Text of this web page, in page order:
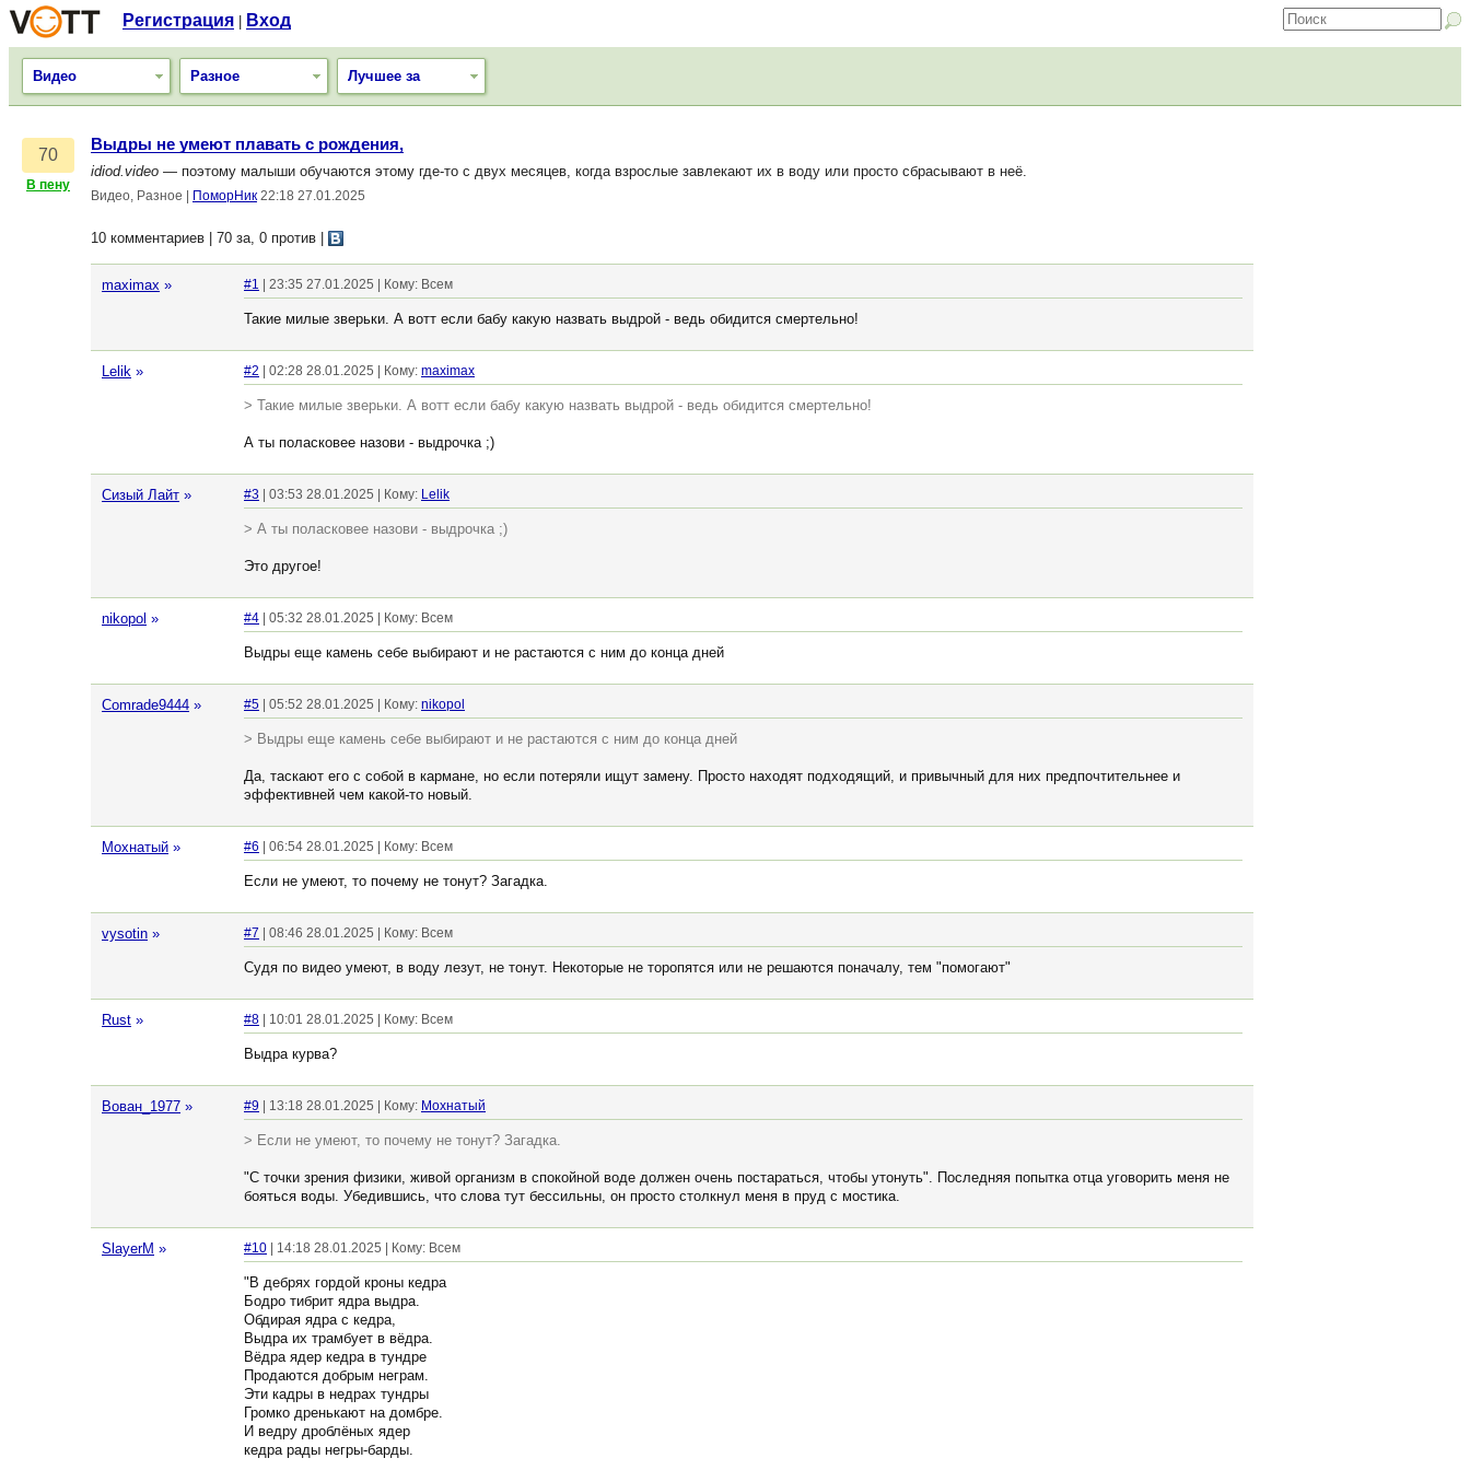
Регистрация Вход
Видео Разное Лучшее за
70
В пену
Выдры не умеют плавать с рождения,
idiod.video — поэтому малыши обучаются этому где-то с двух месяцев, когда взрослые завлекают их в воду или просто сбрасывают в неё.
Видео, Разное ПоморНик 22:18 27.01.2025
10 комментариев | 70 за, 0 против
maximax » #1 | 23:35 27.01.2025 | Кому: Всем
Такие милые зверьки. А вотт если бабу какую назвать выдрой - ведь обидится смертельно!
Lelik » #2 | 02:28 28.01.2025 | Кому: maximax
> Такие милые зверьки. А вотт если бабу какую назвать выдрой - ведь обидится смертельно!
А ты поласковее назови - выдрочка ;)
Сизый Лайт » #3 | 03:53 28.01.2025 | Кому: Lelik
> А ты поласковее назови - выдрочка ;)
Это другое!
nikopol » #4 | 05:32 28.01.2025 | Кому: Всем
Выдры еще камень себе выбирают и не растаются с ним до конца дней
Comrade9444 » #5 | 05:52 28.01.2025 | Кому: nikopol
> Выдры еще камень себе выбирают и не растаются с ним до конца дней
Да, таскают его с собой в кармане, но если потеряли ищут замену. Просто находят подходящий, и привычный для них предпочтительнее и
эффективней чем какой-то новый.
Мохнатый » #6 | 06:54 28.01.2025 | Кому: Всем
Если не умеют, то почему не тонут? Загадка.
vysotin » #7 | 08:46 28.01.2025 | Кому: Всем
Судя по видео умеют, в воду лезут, не тонут. Некоторые не торопятся или не решаются поначалу, тем "помогают"
Rust » #8 | 10:01 28.01.2025 | Кому: Всем
Выдра курва?
Вован_1977 » #9 | 13:18 28.01.2025 | Кому: Мохнатый
> Если не умеют, то почему не тонут? Загадка.
"С точки зрения физики, живой организм в спокойной воде должен очень постараться, чтобы утонуть". Последняя попытка отца уговорить меня не
бояться воды. Убедившись, что слова тут бессильны, он просто столкнул меня в пруд с мостика.
SlayerM » #10 | 14:18 28.01.2025 | Кому: Всем
"В дебрях гордой кроны кедра
Бодро тибрит ядра выдра.
Обдирая ядра с кедра,
Выдра их трамбует в вёдра.
Вёдра ядер кедра в тундре
Продаются добрым неграм.
Эти кадры в недрах тундры
Громко дренькают на домбре.
И ведру дроблёных ядер
кедра рады негры-барды.